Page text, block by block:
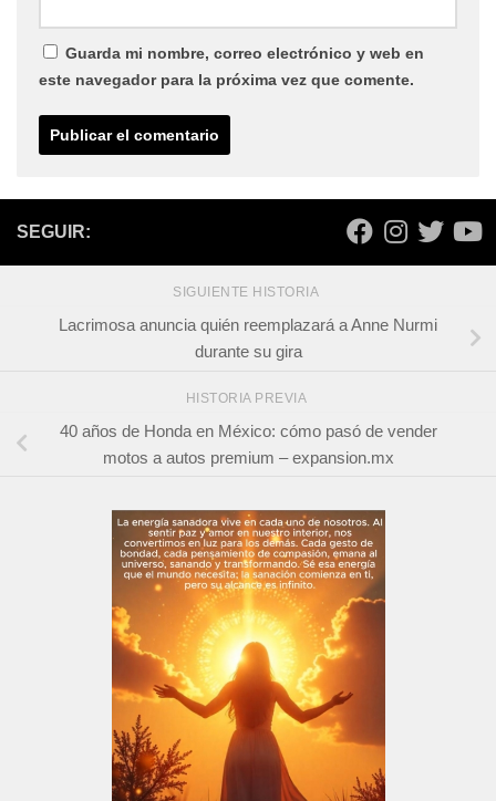
Guarda mi nombre, correo electrónico y web en
este navegador para la próxima vez que comente.
SEGUIR:
SIGUIENTE HISTORIA
Lacrimosa anuncia quién reemplazará a Anne Nurmi
durante su gira
HISTORIA PREVIA
40 años de Honda en México: cómo pasó de vender
motos a autos premium – expansion.mx